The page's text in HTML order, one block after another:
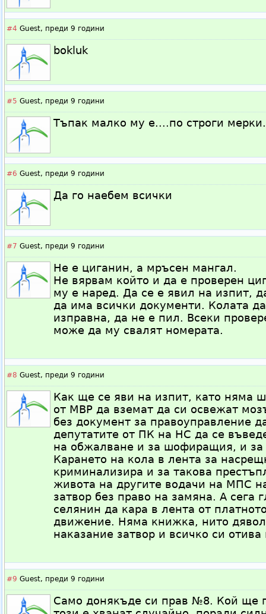
#4 Guest, преди 9 години
bokluk
#5 Guest, преди 9 години
Тъпак малко му е....по строги мерки.
#6 Guest, преди 9 години
Да го наебем всички
#7 Guest, преди 9 години
Не е циганин, а мръсен мангал.
Не вярвам който и да е проверен
му е наред. Да се е явил на изпит,
да има всички документи. Колата
изправна, да не е пил. Всеки
може да му свалят номерата.
#8 Guest, преди 9 години
Как ще се яви на изпит, като няма
от МВР да вземат да си освежат
без документ за правоуправление
депутатите от ПК на НС да се
на обжалване и за шофиращия, и за
Карането на кола в лента за
криминализира и за такова
живота на другите водачи на МПС
затвор без право на замяна. А сега
селянин да кара в лента от
движение. Няма книжка, нито
наказание затвор и всичко си отива
#9 Guest, преди 9 години
Само донякъде си прав №8. Кой ще